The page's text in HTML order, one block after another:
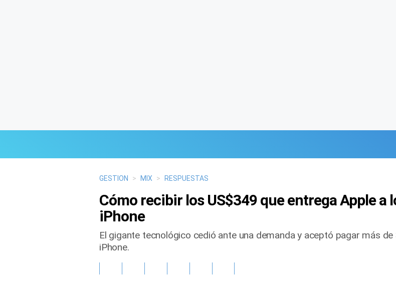
GESTION > MIX > RESPUESTAS
Cómo recibir los US$349 que entrega Apple a
iPhone
El gigante tecnológico cedió ante una demanda y aceptó pagar más
iPhone.